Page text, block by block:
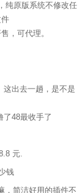
纯原版系统不修改任
，可代理。
这出去一趟，是不是
了48最收手了
元.
钱
，简洁好用的插件不